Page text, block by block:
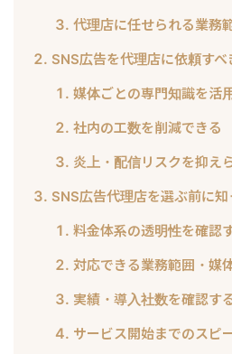
代理店に任せられる業務
SNS広告を代理店に依頼す
媒体ごとの専門知識を活
社内の工数を削減できる
炎上・配信リスクを抑え
SNS広告代理店を選ぶ前に
料金体系の透明性を確認
対応できる業務範囲・媒
実績・導入社数を確認す
サービス開始までのスピ